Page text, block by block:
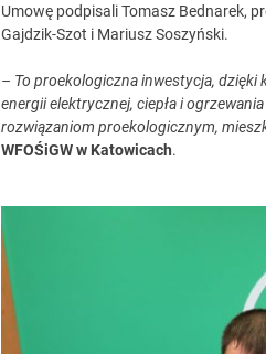
Umowę podpisali Tomasz Bednarek,
Gajdzik-Szot i Mariusz Soszyński.
– To proekologiczna inwestycja,
energii elektrycznej, ciepła i
rozwiązaniom proekologicznym,
WFOŚiGW w Katowicach.